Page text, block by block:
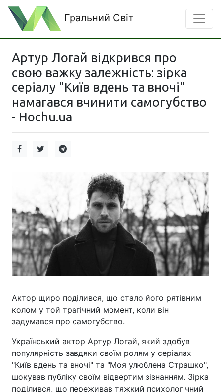
Гральний Світ
Артур Логай відкрився про
свою важку залежність: зірка
серіалу "Київ вдень та вночі"
намагався вчинити самогубство
- Hochu.ua
Актор щиро поділився, що стало його рятівним
колом у той трагічний момент, коли він
задумався про самогубство.
Український актор Артур Логай, який здобув
популярність завдяки своїм ролям у серіалах
"Київ вдень та вночі" та "Моя улюблена Страшко",
шокував публіку своїм відвертим зізнанням. Зірка
поділився, що переживав тяжкий психологічний